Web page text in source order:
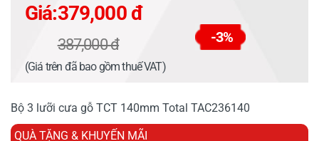
Giá:379,000 đ
387,000 đ -3%
(Giá trên đã bao gồm thuế VAT)
Bộ 3 lưỡi cưa gỗ TCT 140mm Total TAC236140
QUÀ TẶNG & KHUYẾN MÃI